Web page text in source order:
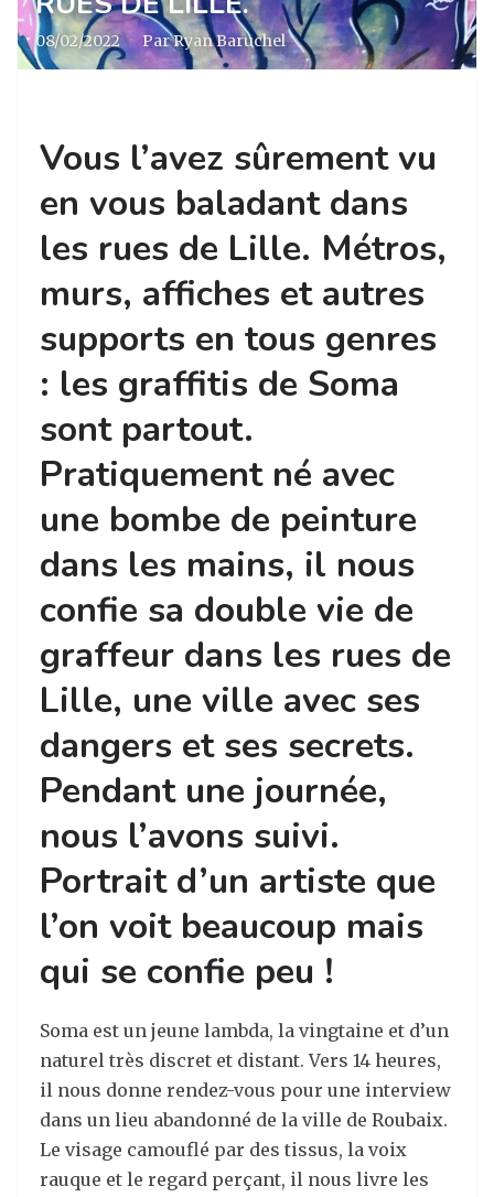
08/02/2022 · Par Ryan Baruchel
Vous l’avez sûrement vu
en vous baladant dans
les rues de Lille. Métros,
murs, affiches et autres
supports en tous genres
: les graffitis de Soma
sont partout.
Pratiquement né avec
une bombe de peinture
dans les mains, il nous
confie sa double vie de
graffeur dans les rues de
Lille, une ville avec ses
dangers et ses secrets.
Pendant une journée,
nous l’avons suivi.
Portrait d’un artiste que
l’on voit beaucoup mais
qui se confie peu !
Soma est un jeune lambda, la vingtaine et d’un
naturel très discret et distant. Vers 14 heures,
il nous donne rendez-vous pour une interview
dans un lieu abandonné de la ville de Roubaix.
Le visage camouflé par des tissus, la voix
rauque et le regard perçant, il nous livre les